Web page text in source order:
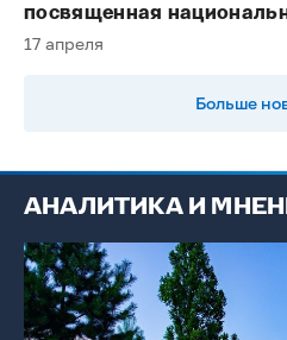
посвященная
17 апреля
Больше
АНАЛИТИКА И